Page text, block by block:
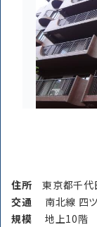
住所東京都千
交通
南北線 四
規模
地上10階